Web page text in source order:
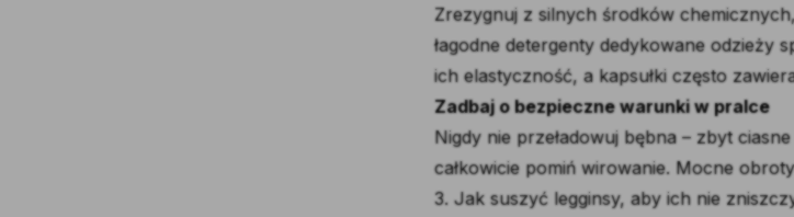
Zrezygnuj z silnych środków
łagodne detergenty dedykowane odzieży
ich elastyczność, a kapsułki często
Zadbaj o bezpieczne warunki w pralce
Nigdy nie przeładowuj bębna – zbyt
całkowicie pomiń wirowanie. Mocne
3. Jak suszyć legginsy, aby ich nie